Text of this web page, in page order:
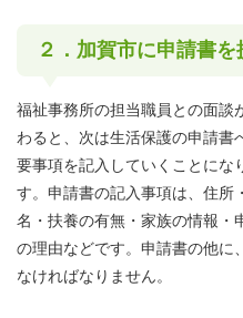
２．加賀市に申請書を
福祉事務所の担当職員との面談
わると、次は生活保護の申請書
要事項を記入していくことにな
す。申請書の記入事項は、住所
名・扶養の有無・家族の情報・
の理由などです。申請書の他に
なければなりません。